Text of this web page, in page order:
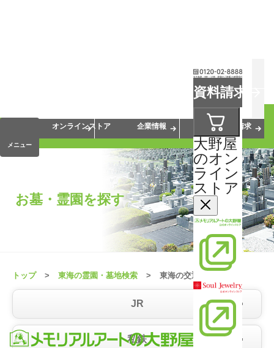
資料請求
大野屋
のオン
ライン
ストア
メニュー
会員サービス
オンラインストア
企業情報 資料請求
お墓・霊園を探す
トップ 東海の霊園・墓地検索 東海の交通から選ぶ
JR
私鉄